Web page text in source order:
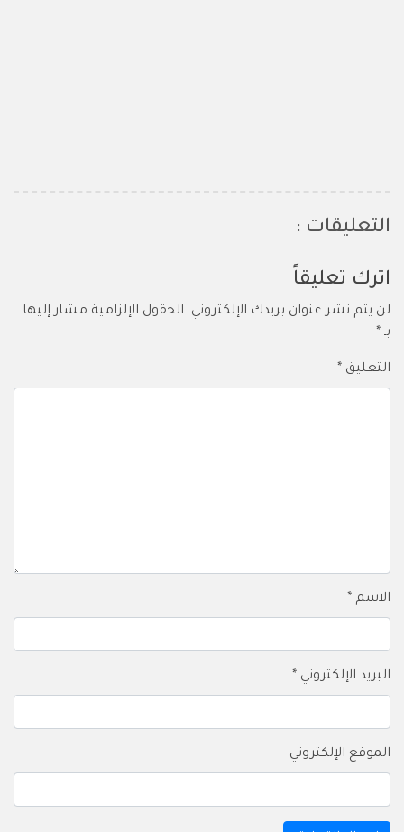
التعليقات :
اترك تعليقاً
لن يتم نشر عنوان بريدك الإلكتروني. الحقول الإلزامية مشار إليها
بـ *
التعليق *
الاسم *
البريد الإلكتروني *
الموقع الإلكتروني